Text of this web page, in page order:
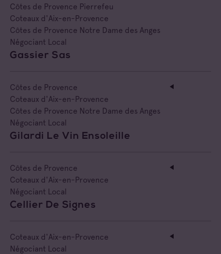
Côtes de Provence Pierrefeu
Coteaux d'Aix-en-Provence
Côtes de Provence Notre Dame des Anges
Négociant Local
Gassier Sas
Côtes de Provence
Coteaux d'Aix-en-Provence
Côtes de Provence Notre Dame des Anges
Négociant Local
Gilardi Le Vin Ensoleille
Côtes de Provence
Coteaux d'Aix-en-Provence
Négociant Local
Cellier De Signes
Coteaux d'Aix-en-Provence
Négociant Local